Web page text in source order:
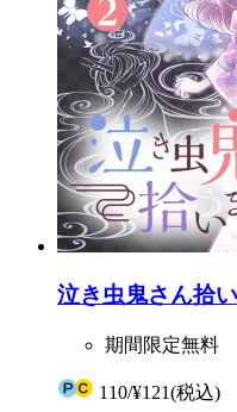
泣き虫鬼さん拾
期間限定無料
110/¥121(税込)